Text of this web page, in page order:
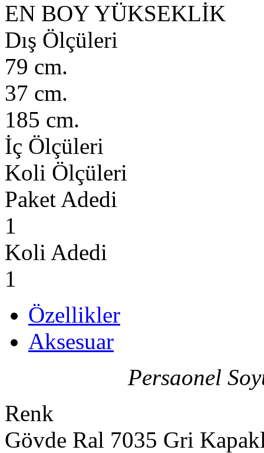
EN BOY YÜKSEKLİK
Dış Ölçüleri
79 cm.
37 cm.
185 cm.
İç Ölçüleri
Koli Ölçüleri
Paket Adedi
1
Koli Adedi
1
Özellikler
Aksesuar
Persaonel
Renk
Gövde Ral 7035 Gri